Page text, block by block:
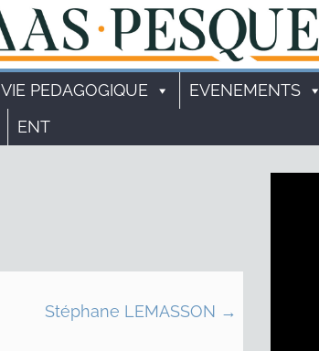
VIE PEDAGOGIQUE EVENEMENTS
ENT
Stéphane LEMASSON →